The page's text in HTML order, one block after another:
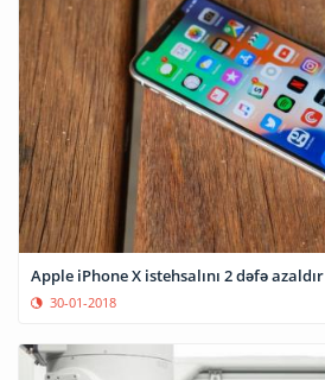
Apple iPhone X istehsalını 2 dəfə azaldır
30-01-2018